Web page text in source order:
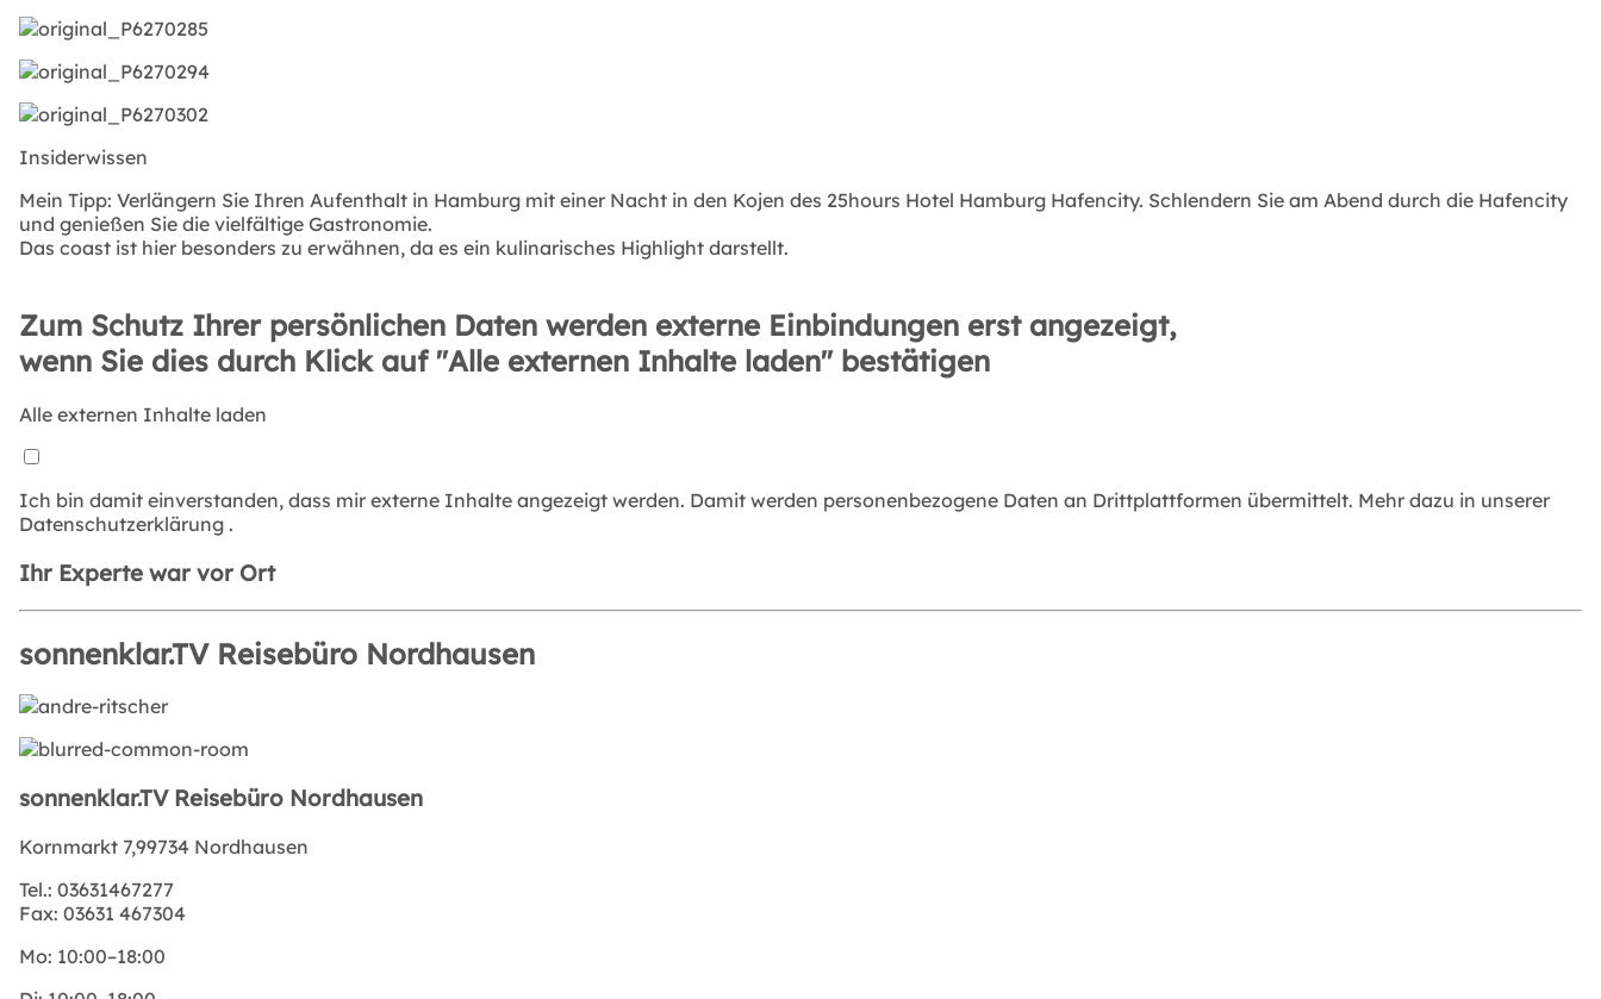
Insiderwissen
Mein Tipp: Verlängern Sie Ihren Aufenthalt in Hamburg mit einer Nacht in den Kojen des 25hours Hotel Hamburg Hafencity. Schlendern Sie am Abend durch die Hafencity
und genießen Sie die vielfältige Gastronomie.
Das coast ist hier besonders zu erwähnen, da es ein kulinarisches Highlight darstellt.
Zum Schutz Ihrer persönlichen Daten werden externe Einbindungen erst angezeigt,
wenn Sie dies durch Klick auf "Alle externen Inhalte laden" bestätigen
Alle externen Inhalte laden
Ich bin damit einverstanden, dass mir externe Inhalte angezeigt werden. Damit werden personenbezogene Daten an Drittplattformen übermittelt. Mehr dazu in unserer
Datenschutzerklärung .
Ihr Experte war vor Ort
sonnenklar.TV Reisebüro Nordhausen
sonnenklar.TV Reisebüro Nordhausen
Kornmarkt 7,99734 Nordhausen
Tel.: 03631467277
Fax: 03631 467304
Mo: 10:00–18:00